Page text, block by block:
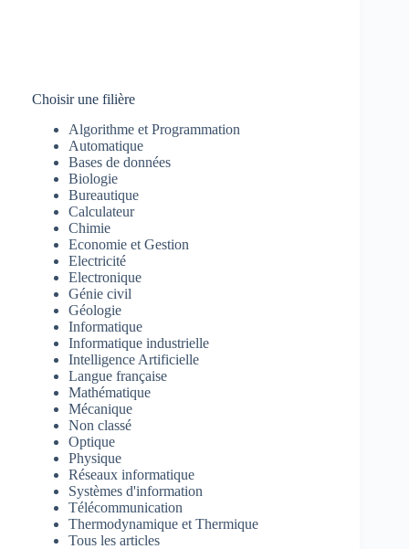
Choisir une filière
Algorithme et Programmation
Automatique
Bases de données
Biologie
Bureautique
Calculateur
Chimie
Economie et Gestion
Electricité
Electronique
Génie civil
Géologie
Informatique
Informatique industrielle
Intelligence Artificielle
Langue française
Mathématique
Mécanique
Non classé
Optique
Physique
Réseaux informatique
Systèmes d'information
Télécommunication
Thermodynamique et Thermique
Tous les articles